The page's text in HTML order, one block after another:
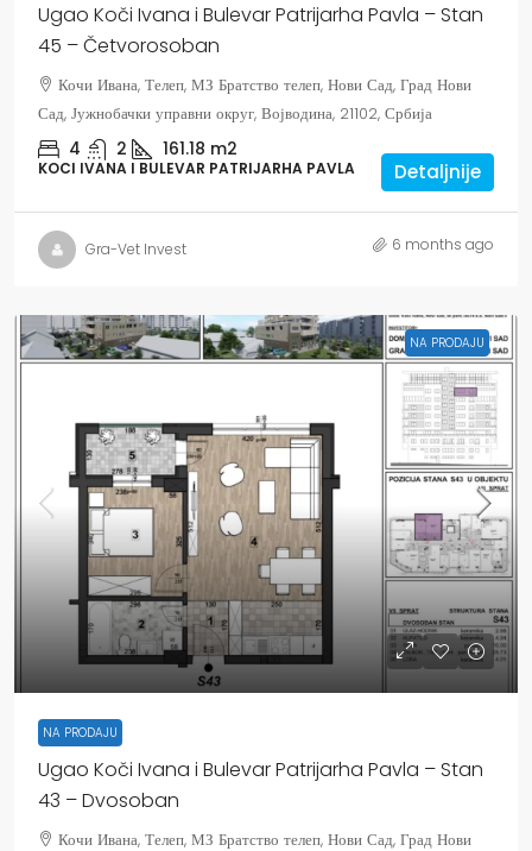
Ugao Koči Ivana i Bulevar Patrijarha Pavla – Stan
45 – Četvorosoban
Кочи Ивана, Телеп, МЗ Братство телеп, Нови Сад, Град Нови
Сад, Јужнобачки управни округ, Војводина, 21102, Србија
4 2 161.18 m2
KOCI IVANA I BULEVAR PATRIJARHA PAVLA Detaljnije
Gra-Vet Invest 6 months ago
NA PRODAJU
NA PRODAJU
Ugao Koči Ivana i Bulevar Patrijarha Pavla – Stan
43 – Dvosoban
Кочи Ивана, Телеп, МЗ Братство телеп, Нови Сад, Град Нови